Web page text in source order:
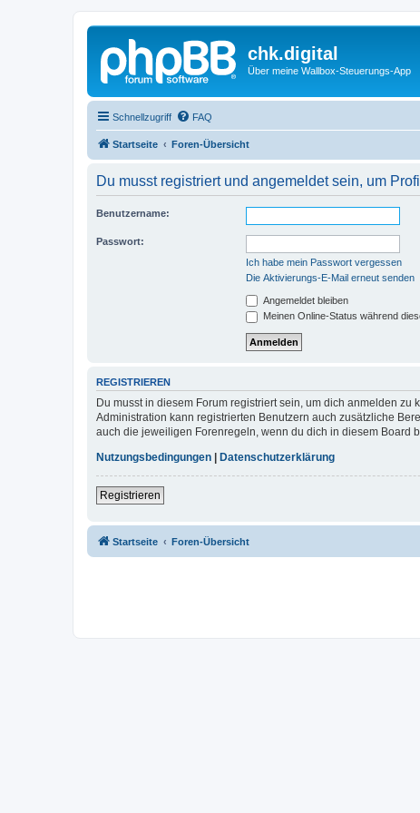
chk.digital
Über meine Wallbox-Steuerungs-App
Schnellzugriff FAQ
Startseite Foren-Übersicht
Du musst registriert und angemeldet sein, um
Benutzername:
Passwort:
Ich habe mein Passwort vergessen
Die Aktivierungs-E-Mail erneut senden
Angemeldet bleiben
Meinen Online-Status während
REGISTRIEREN
Du musst in diesem Forum registriert sein, um dich anmelden
Administration kann registrierten Benutzern auch zusätzliche
auch die jeweiligen Forenregeln, wenn du dich in diesem Board
Nutzungsbedingungen
Datenschutzerklärung
Registrieren
Startseite Foren-Übersicht